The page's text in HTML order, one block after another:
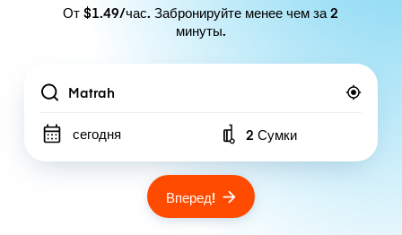
От $1.49/час. Забронируйте менее чем за 2
минуты.
Location
сегодня Number of bags
2 Сумки
Вперед!